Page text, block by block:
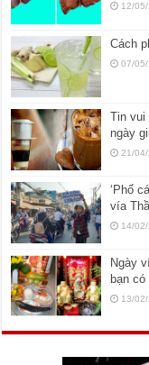
12/
Cách
07/
Tin vui
ngày
21/
‘Phố
vía
14/
Ngày
bạn
13/